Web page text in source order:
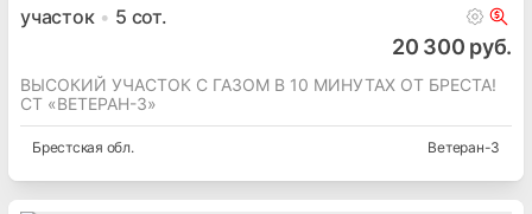
участок 5 сот.
20 300 руб.
ВЫСОКИЙ УЧАСТОК С ГАЗОМ В 10 МИНУТАХ ОТ БРЕСТА!
СТ «ВЕТЕРАН-3»
Брестская обл. Ветеран-3